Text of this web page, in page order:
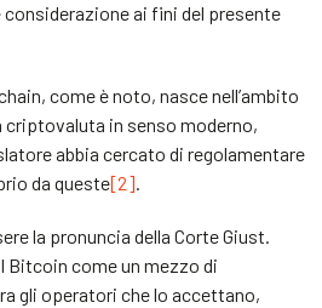
ai fini del presente
come è noto, nasce nell’ambito
criptovaluta in senso moderno,
abbia cercato di regolamentare
da queste[2].
la pronuncia della Corte Giust.
Bitcoin come un mezzo di
gli operatori che lo accettano,